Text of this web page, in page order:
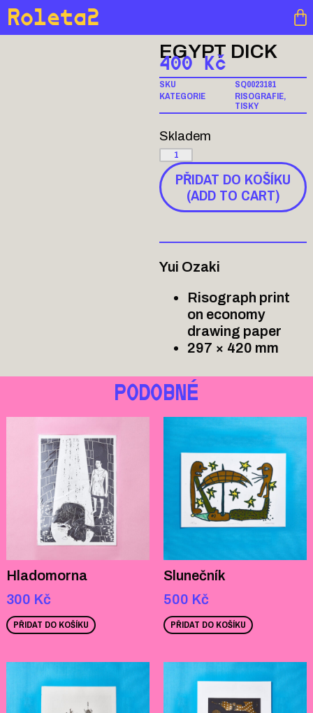
Roleta2
EGYPT DICK
400 Kč
SKU
SQ0023181
KATEGORIE
RISOGRAFIE,
TISKY
Skladem
PŘIDAT DO KOŠÍKU
(ADD TO CART)
Yui Ozaki
Risograph print
on economy
drawing paper
297 × 420 mm
PODOBNÉ
Hladomorna
300 Kč
PŘIDAT DO KOŠÍKU
Slunečník
500 Kč
PŘIDAT DO KOŠÍKU